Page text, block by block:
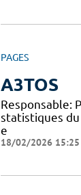
PAGES
A3TOS
Responsable:
statistiques du
e
18/02/2026 15:25